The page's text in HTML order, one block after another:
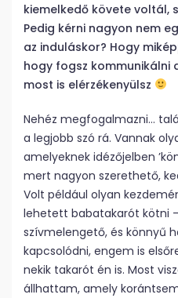
kiemelkedő követe voltál,
Pedig kérni nagyon nem
az induláskor? Hogy
hogy fogsz kommunikálni
most is elérzékenyülsz
Nehéz megfogalmazni…
a legjobb szó rá. Vannak
amelyeknek idézőjelben
mert nagyon szerethető,
Volt például olyan
lehetett babatakarót kötni
szívmelengető, és könnyű
kapcsolódni, engem is
nekik takarót én is. Most
állhattam, amely korántsem